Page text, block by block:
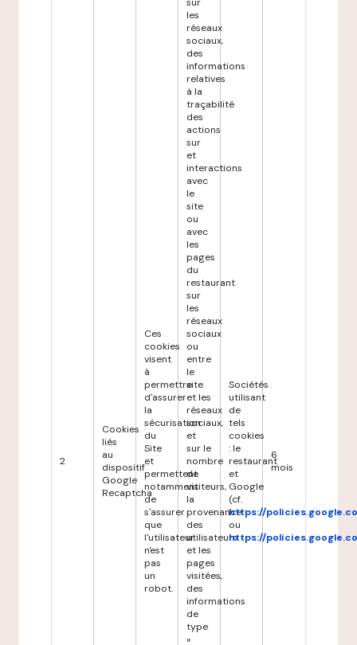
2
Cookies
liés
au
dispositif
Google
Recaptcha
Ces
cookies
visent
à
permettre
d'assurer
la
sécurisation
du
Site
et
permettent
notamment
de
s'assurer
que
l'utilisateur
n'est
pas
un
robot.
les
réseaux
sociaux,
des
informations
relatives
à la
traçabilité
des
actions
sur
et
interactions
avec
le
site
ou
avec
les
pages
du
restaurant
sur
les
réseaux
sociaux
ou
entre
le
site
et les
réseaux
sociaux,
et
sur le
nombre
de
visiteurs,
la
provenance
des
utilisateurs
et les
pages
visitées,
des
informations
de
type
«
Sociétés
utilisant
de
tels
cookies
: le
restaurant
et
Google
(cf.
https://
ou
https://
6
mois